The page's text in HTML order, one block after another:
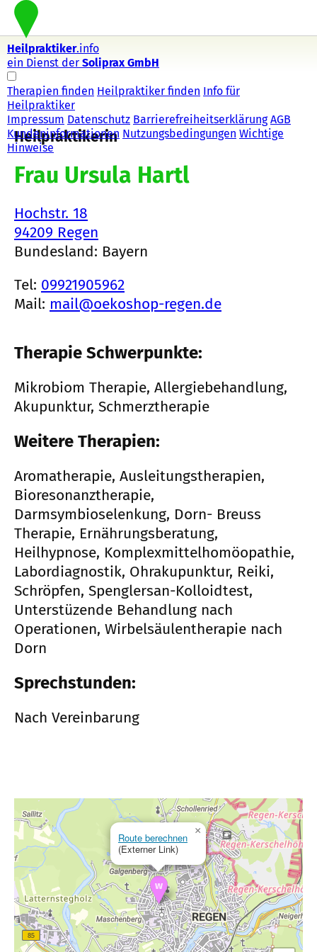
Heilpraktiker.info
ein Dienst der Soliprax GmbH
Therapien finden Heilpraktiker finden Info für
Heilpraktiker
Impressum Datenschutz Barrierefreiheitserklärung AGB
Kundeninformationen Nutzungsbedingungen Wichtige
Hinweise
Heilpraktikerin
Frau Ursula Hartl
Hochstr. 18
94209 Regen
Bundesland: Bayern
Tel: 09921905962
Mail: mail@oekoshop-regen.de
Therapie Schwerpunkte:
Mikrobiom Therapie, Allergiebehandlung,
Akupunktur, Schmerztherapie
Weitere Therapien:
Aromatherapie, Ausleitungstherapien,
Bioresonanztherapie,
Darmsymbioselenkung, Dorn- Breuss
Therapie, Ernährungsberatung,
Heilhypnose, Komplexmittelhomöopathie,
Labordiagnostik, Ohrakupunktur, Reiki,
Schröpfen, Spenglersan-Kolloidtest,
Unterstüzende Behandlung nach
Operationen, Wirbelsäulentherapie nach
Dorn
Sprechstunden:
Nach Vereinbarung
Route berechnen
(Externer Link)
×